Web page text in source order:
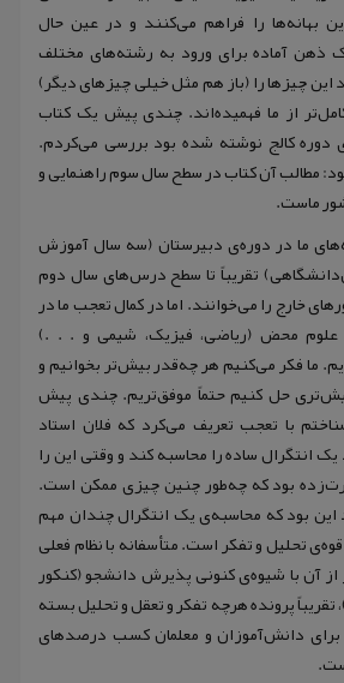
بهانه‌‌ها را فراهم می‌کنند و در عین حال
ذهن آماده برای ورود به رشته‌های مختلف
چیزها را (‌باز هم مثل خیلی چیزهای دیگر)
از ما فهمیده‌اند. چندی پیش یک کتاب
دوره کالج نوشته شده بود بررسی می‌‌کردم.
مطالب آن کتاب در سطح سال سوم راهنمایی و
ماست.
ما در دوره‌ی دبیرستان (‌‌سه سال آموزش
تقریباً تا سطح درس‌های سال دوم
خارج را می‌خوانند‌‌. اما در کمال تعجب ما در
علوم محض (‌ریاضی‌‌، فیزیک‌‌‌‌، شیمی‌‌ و . . .‌‌‌)
ما فکر می‌‌کنیم هر چه‌قدر بیش‌تر بخوانیم و
حل کنیم حتماً موفق‌تریم. چندی پیش
با تعجب تعریف می‌کرد که فلان استاد
انتگرال ساده را محاسبه کند و وقتی این را
بود که چه‌طور چنین چیزی ممکن است.
این بود که محاسبه‌‌ی یک انتگرال چندان مهم
تحلیل و تفکر است‌‌. متأسفانه با نظام فعلی
آن با شیوه‌ی کنونی پذیرش دانشجو (‌کنکور
پرونده هرچه تفکر و تعقل و تحلیل بسته
دانش‌آموزان و معلمان کسب درصد‌‌های